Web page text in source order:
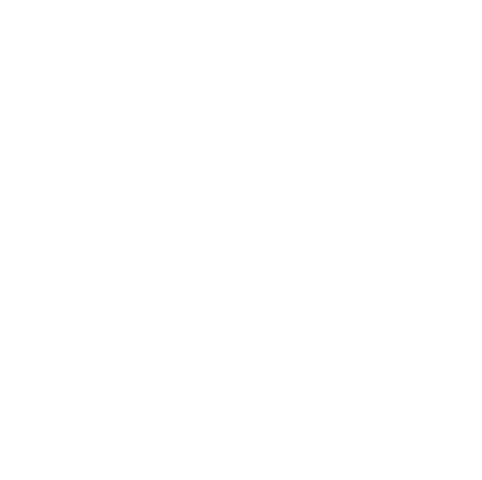
et coiffures à éviter
tout se permettre. En effet, selon la coupe choisie, elles
cheveux paraissent lourds, ce qui donne un aspect